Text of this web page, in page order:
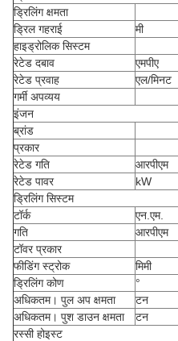
ड्रिलिंग क्षमता
ड्रिल गहराई
मी
हाइड्रोलिक सिस्टम
रेटेड दबाव
एमपीए
रेटेड प्रवाह
एल/मिनट
गर्मी अपव्यय
इंजन
ब्रांड
प्रकार
रेटेड गति
आरपीएम
रेटेड पावर
kW
ड्रिलिंग सिस्टम
टॉर्क
एन.एम.
गति
आरपीएम
टॉवर प्रकार
फीडिंग स्ट्रोक
मिमी
ड्रिलिंग कोण
°
अधिकतम। पुल अप क्षमता
टन
अधिकतम। पुश डाउन क्षमता
टन
रस्सी होइस्ट